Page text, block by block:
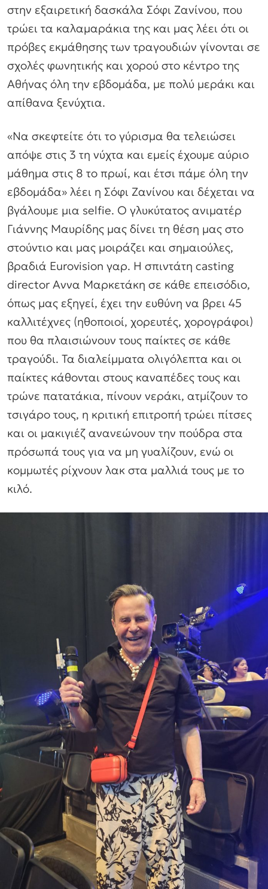
στην εξαιρετική δασκάλα Σόφι Ζανίνου, που
τρώει τα καλαμαράκια της και μας λέει ότι οι
πρόβες εκμάθησης των τραγουδιών γίνονται σε
σχολές φωνητικής και χορού στο κέντρο της
Αθήνας όλη την εβδομάδα, με πολύ μεράκι και
απίθανα ξενύχτια.
«Να σκεφτείτε ότι το γύρισμα θα τελειώσει
απόψε στις 3 τη νύχτα και εμείς έχουμε αύριο
μάθημα στις 8 το πρωί, και έτσι πάμε όλη την
εβδομάδα» λέει η Σόφι Ζανίνου και δέχεται να
βγάλουμε μια selfie. Ο γλυκύτατος ανιματέρ
Γιάννης Μαυρίδης μας δίνει τη θέση μας στο
στούντιο και μας μοιράζει και σημαιούλες,
βραδιά Eurovision γαρ. Η σπιντάτη casting
director Αννα Μαρκετάκη σε κάθε επεισόδιο,
όπως μας εξηγεί, έχει την ευθύνη να βρει 45
καλλιτέχνες (ηθοποιοί, χορευτές, χορογράφοι)
που θα πλαισιώνουν τους παίκτες σε κάθε
τραγούδι. Τα διαλείμματα ολιγόλεπτα και οι
παίκτες κάθονται στους καναπέδες τους και
τρώνε πατατάκια, πίνουν νεράκι, ατμίζουν το
τσιγάρο τους, η κριτική επιτροπή τρώει πίτσες
και οι μακιγιέζ ανανεώνουν την πούδρα στα
πρόσωπά τους για να μη γυαλίζουν, ενώ οι
κομμωτές ρίχνουν λακ στα μαλλιά τους με το
κιλό.